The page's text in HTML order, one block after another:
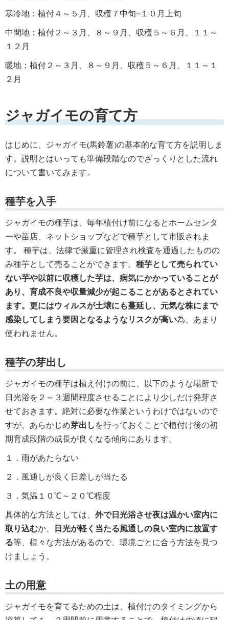
寒冷地：植付４～５月、収穫７中旬~１０月上旬
中間地：植付２～３月、８～９月、収穫５～６月、１１～
１２月
暖地：植付２～３月、８～９月、収穫５～６月、１１～１
２月
ジャガイモの育て方
はじめに、ジャガイモ(馬鈴薯)の基本的な育て方を説明しま
す。説明とはいっても準備段階なのでざっくりとした流れ
について書いてみます。
種芋を入手
ジャガイモの種芋は、毎年植付け前になるとホームセンタ
ーや苗店、ネットショップなどで種芋として市販されま
す。 種芋は、法律で厳重に管理され検査を通過したものの
み種芋として売ることができます。 種芋として売られてい
ない芋や以前に収穫した芋は、病気にかかっていることが
あり、育成不良や収量減少が起こることがあるとされてい
ます。更にはウィルスが土壌にも蔓延し、元気な株にまで
感染してしまう要因となるようなリスクが高い為、あまり
使われません。
種芋の芽出し
ジャガイモの種芋は植え付けの前に、以下のような場所で
日光浴を２～３週間程度させることにより少しだけ発芽さ
せておきます。絶対に必要な作業というわけではないので
すが、あらかじめ芽出し を行っておくことで植付け後の初
期育成段階の成長が良くなる傾向にあります。
１．雨があたらない
２．風通しが良く日差しが当たる
３．気温１０℃～２０℃程度
具体的な方法としては、 外で日光浴させ夜は温かい室内に
取り込むか、
日光が軽く当たる風通しの良い室内に放置す
る等、様々な方法があるので、環境ごとに合う方法を見つ
けましょう。
土の用意
ジャガイモを育てるための土は、植付けのタイミングから